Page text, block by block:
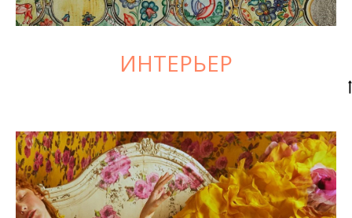
ИНТЕРЬЕР